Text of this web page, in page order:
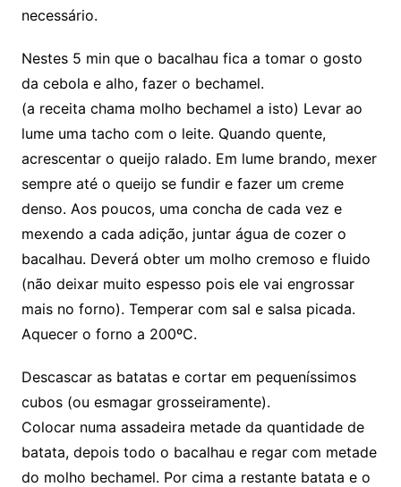
necessário.
Nestes 5 min que o bacalhau fica a tomar o gosto
da cebola e alho, fazer o bechamel.
(a receita chama molho bechamel a isto) Levar ao
lume uma tacho com o leite. Quando quente,
acrescentar o queijo ralado. Em lume brando, mexer
sempre até o queijo se fundir e fazer um creme
denso. Aos poucos, uma concha de cada vez e
mexendo a cada adição, juntar água de cozer o
bacalhau. Deverá obter um molho cremoso e fluido
(não deixar muito espesso pois ele vai engrossar
mais no forno). Temperar com sal e salsa picada.
Aquecer o forno a 200ºC.
Descascar as batatas e cortar em pequeníssimos
cubos (ou esmagar grosseiramente).
Colocar numa assadeira metade da quantidade de
batata, depois todo o bacalhau e regar com metade
do molho bechamel. Por cima a restante batata e o